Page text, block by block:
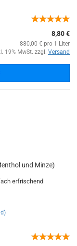
8,80 €
880,00 € pro 1 Liter
19% MwSt. zzgl. Versand
und Minze)
erfrischend